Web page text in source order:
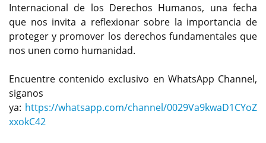
Internacional de los Derechos Humanos, una fecha
que nos invita a reflexionar sobre la importancia de
proteger y promover los derechos fundamentales que
nos unen como humanidad.
Encuentre contenido exclusivo en WhatsApp Channel,
siganos
ya: https://whatsapp.com/channel/0029Va9kwaD1CYoZ
xxokC42